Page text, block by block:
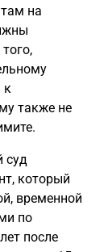
на
к
также не
суд
который
временной
по
после